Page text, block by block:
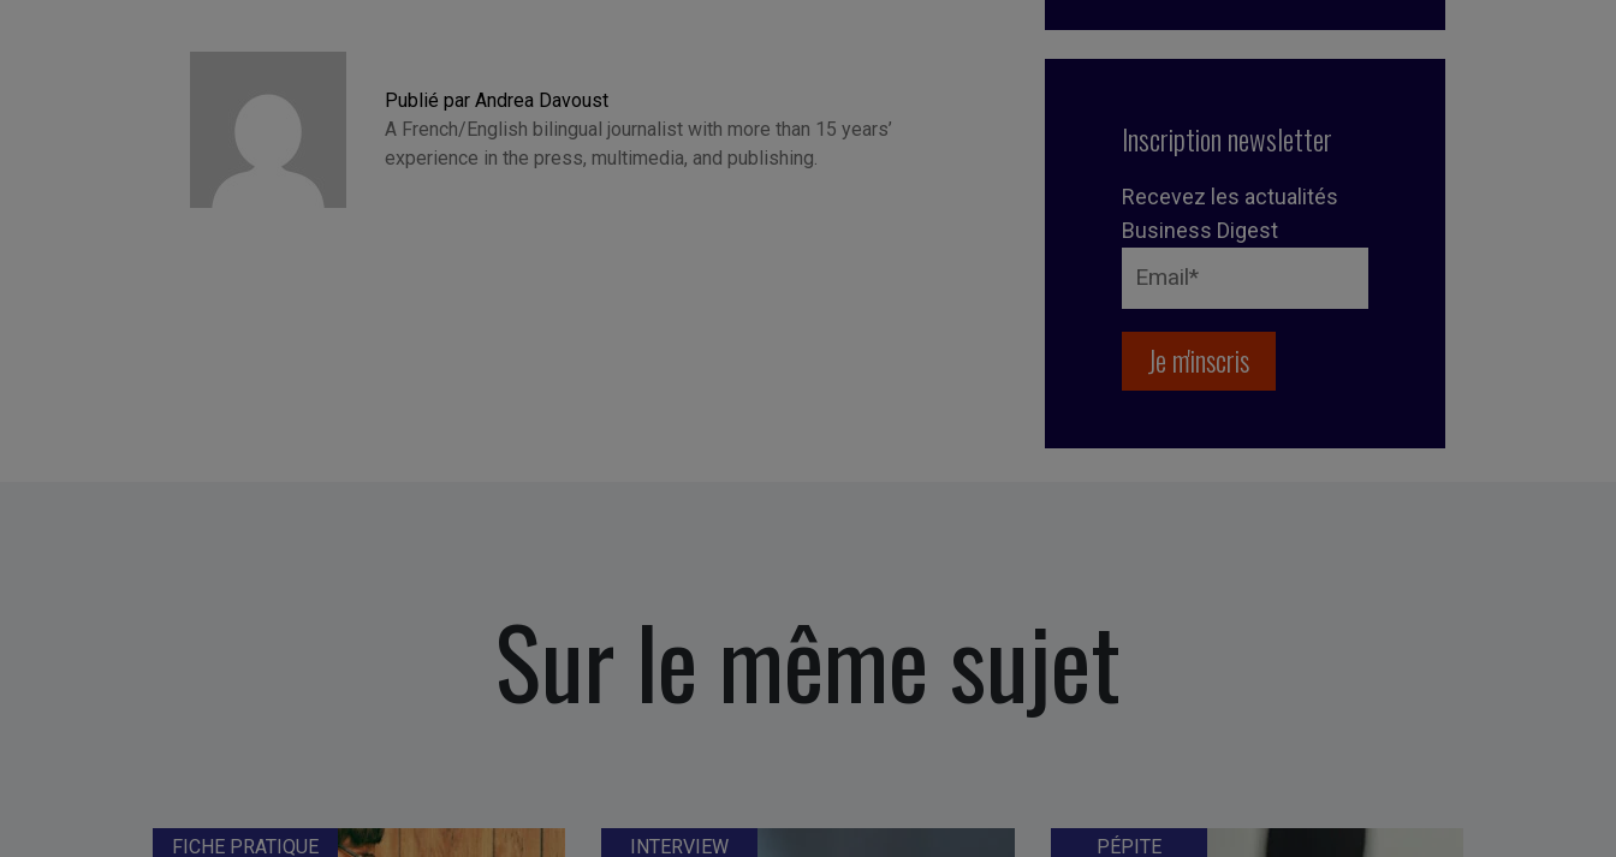
Publié par Andrea Davoust
A French/English bilingual journalist with more than 15 years’
experience in the press, multimedia, and publishing.
Inscription newsletter
Recevez les actualités
Business Digest
Sur le même sujet
FICHE PRATIQUE INTERVIEW PÉPITE